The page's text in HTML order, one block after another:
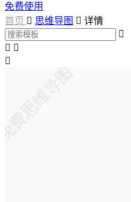
免费使用
首页  思维导图  详情

 
